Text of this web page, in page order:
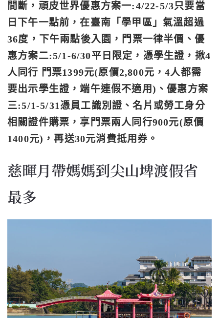
間斷，頑皮世界優惠方案一:4/22-5/3只要當
日下午一點前，在臺南「學甲區」氣溫超過
36度，下午兩點後入園，門票一律半價、優
惠方案二:5/1-6/30平日限定，憑學生證，揪4
人同行 門票1399元(原價2,800元，4人都需
要出示學生證，端午連假不適用)、優惠方案
三:5/1-5/31憑員工識別證、名片或勞工身分
相關證件購票，享門票兩人同行900元(原價
1400元)，再送30元消費抵用券。
慈暉月帶媽媽到尖山埤渡假省
最多